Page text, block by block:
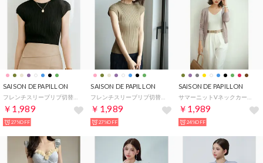
SAISON DE PAPILLON
￥1,989
27%OFF
SAISON DE PAPILLON
￥1,989
27%OFF
SAISON DE PAPILLON
￥1,989
24%OFF